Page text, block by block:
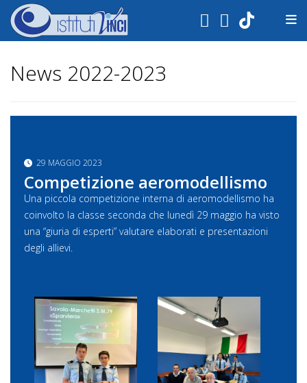
.
News 2022-2023
29 MAGGIO 2023
Competizione aeromodellismo
Una piccola competizione interna di aeromodellismo ha
coinvolto la classe seconda che lunedì 29 maggio ha visto
una “giuria di esperti” valutare elaborati e presentazioni
degli allievi.